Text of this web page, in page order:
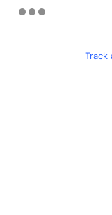
Track